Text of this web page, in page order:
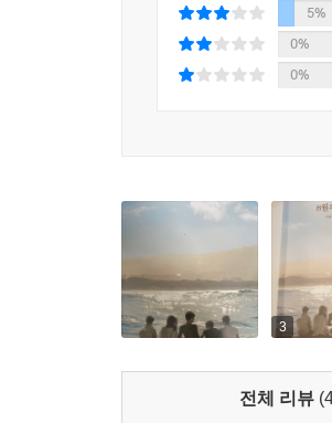
특권이며 권리일지 모른다
―저자의 말 중에서
5%
0%
0%
3
전체 리뷰